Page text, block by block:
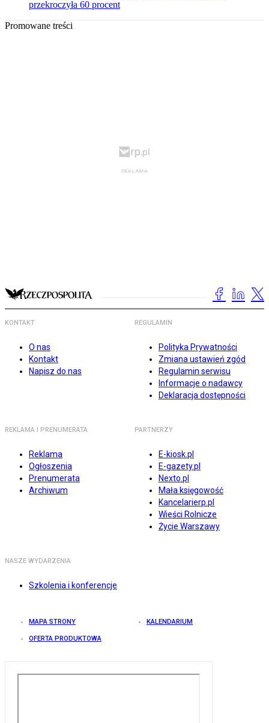
przekroczyła 60 procent
Promowane treści
KONTAKT
O nas
Kontakt
Napisz do nas
REGULAMIN
Polityka Prywatności
Zmiana ustawień zgód
Regulamin serwisu
Informacje o nadawcy
Deklaracja dostępności
REKLAMA I PRENUMERATA
Reklama
Ogłoszenia
Prenumerata
Archiwum
PARTNERZY
E-kiosk.pl
E-gazety.pl
Nexto.pl
Mała księgowość
Kancelarierp.pl
Wieści Rolnicze
Życie Warszawy
NASZE WYDARZENIA
Szkolenia i konferencje
MAPA STRONY KALENDARIUM
OFERTA PRODUKTOWA